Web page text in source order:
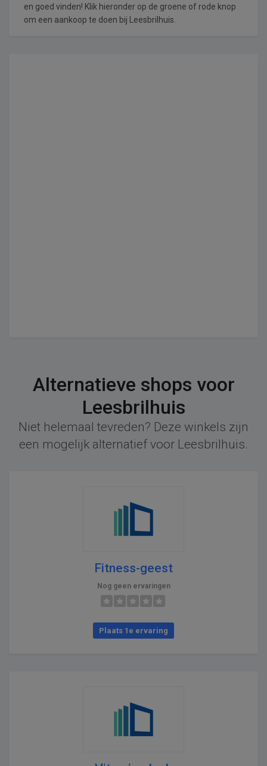
en goed vinden! Klik hieronder op de groene of rode knop
om een aankoop te doen bij Leesbrilhuis.
Alternatieve shops voor
Leesbrilhuis
Niet helemaal tevreden? Deze winkels zijn
een mogelijk alternatief voor Leesbrilhuis.
Fitness-geest
Nog geen ervaringen
Plaats 1e ervaring